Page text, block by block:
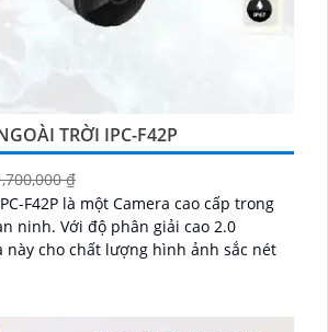
TRỜI IPC-F42P
₫
F42P là một Camera cao cấp trong
giải cao 2.0
này cho chất lượng hình ảnh sắc nét